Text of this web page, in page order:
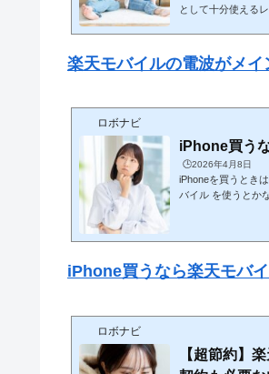
として十分使える
（2020〜2022頃） 自社回線エリアが狭い 建物内・地下で圏外多発 パート
ナー回線（au）頼み 通話品質も不安定👉 この時期は👉 「サブ回線向
楽天モバイルの電波がメ
ロボナビ
iPhone買う
🕒️2026年4月8日
iPhoneを買うとき
バイル を使うとか
い → 楽天モバイル
iPhone買うなら楽天モバ
ロボナビ
【超節約】